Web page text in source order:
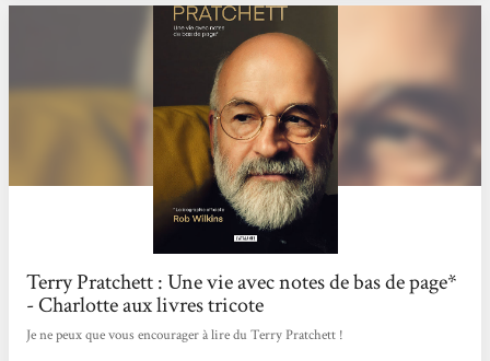
Terry Pratchett : Une vie avec notes de bas de page*
- Charlotte aux livres tricote
Je ne peux que vous encourager à lire du Terry Pratchett !